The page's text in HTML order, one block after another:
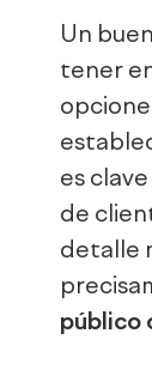
Un
tener
es
de
detalle
público